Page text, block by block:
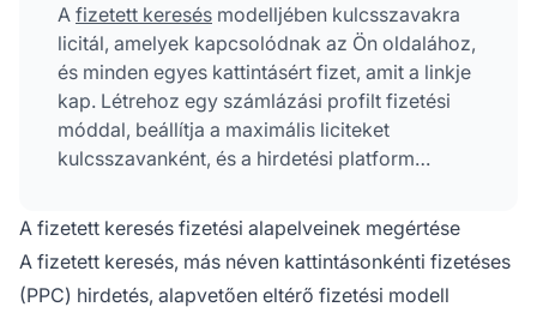
A fizetett keresés modelljében kulcsszavakra
licitál, amelyek kapcsolódnak az Ön oldalához,
és minden egyes kattintásért fizet, amit a linkje
kap. Létrehoz egy számlázási profilt fizetési
móddal, beállítja a maximális liciteket
kulcsszavanként, és a hirdetési platform
valós idejű aukciós rendszerben.
A fizetett keresés fizetési alapelveinek megértése
A fizetett keresés, más néven kattintásonkénti fizetéses
(PPC) hirdetés, alapvetően eltérő fizetési modell